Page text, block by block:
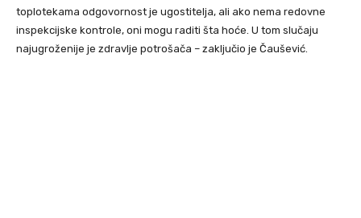
toplotekama odgovornost je ugostitelja, ali ako nema redovne
inspekcijske kontrole, oni mogu raditi šta hoće. U tom slučaju
najugroženije je zdravlje potrošača – zaključio je Čaušević.